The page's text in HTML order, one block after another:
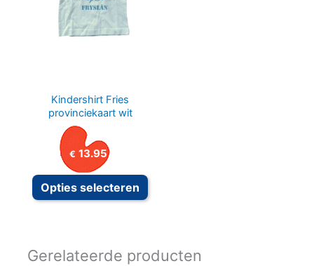
Kindershirt Fries
provinciekaart wit
€ 13.95
Opties selecteren
Dit
product
variaties.
Gerelateerde producten